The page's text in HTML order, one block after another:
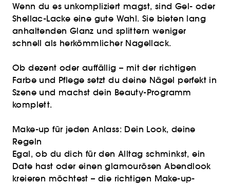
Wenn du es unkompliziert magst, sind Gel- oder
Shellac-Lacke eine gute Wahl. Sie bieten lang
anhaltenden Glanz und splittern weniger
schnell als herkömmlicher Nagellack.
Ob dezent oder auffällig – mit der richtigen
Farbe und Pflege setzt du deine Nägel perfekt in
Szene und machst dein Beauty-Programm
komplett.
Make-up für jeden Anlass: Dein Look, deine
Regeln
Egal, ob du dich für den Alltag schminkst, ein
Date hast oder einen glamourösen Abendlook
kreieren möchtest – die richtigen Make-up-